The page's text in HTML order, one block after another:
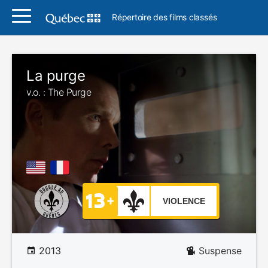
Répertoire des films classés
La purge
v.o. : The Purge
VIOLENCE
2013 Suspense